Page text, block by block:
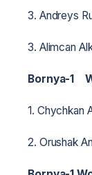
3. Andreys
3. Alimcan
Bornya-1
1. Chychkan
2. Orushak